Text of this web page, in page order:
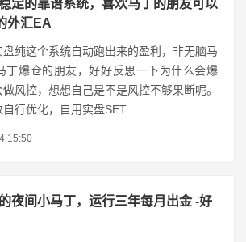
定的靠谱系统，喜欢马丁的朋友可以
外汇EA
盘纯这个系统自动跑出来的盈利，非无脑马
丁爆仓的朋友，好好反思一下为什么会爆
风控，想想自己是不是风控不够果断呢。
行优化，自用实盘SET...
15:50
夜间小马丁，运行三年每月出金 -好